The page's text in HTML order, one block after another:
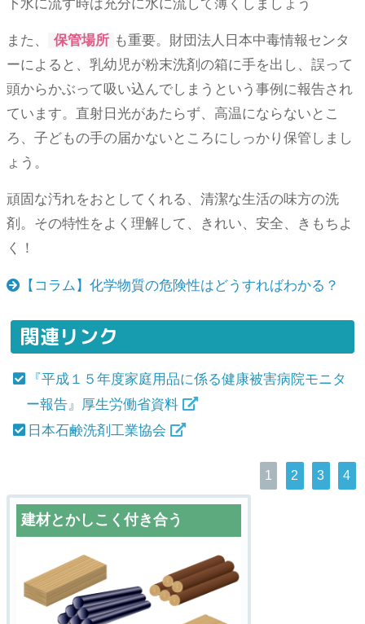
下水に流す時は充分に水に流して薄くしましょう
また、 保管場所 も重要。財団法人日本中毒情報センタ
ーによると、乳幼児が粉末洗剤の箱に手を出し、誤って
頭からかぶって吸い込んでしまうという事例に報告され
ています。直射日光があたらず、高温にならないとこ
ろ、子どもの手の届かないところにしっかり保管しまし
ょう。
頑固な汚れをおとしてくれる、清潔な生活の味方の洗
剤。その特性をよく理解して、きれい、安全、きもちよ
く！
【コラム】化学物質の危険性はどうすればわかる？
関連リンク
『平成１５年度家庭用品に係る健康被害病院モニタ
ー報告』厚生労働省資料
日本石鹸洗剤工業協会
1 2 3 4
建材とかしこく付き合う